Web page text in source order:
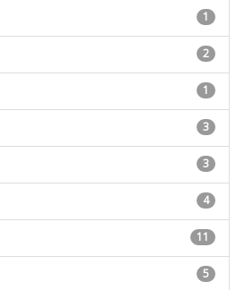
1
2
1
3
3
4
11
5